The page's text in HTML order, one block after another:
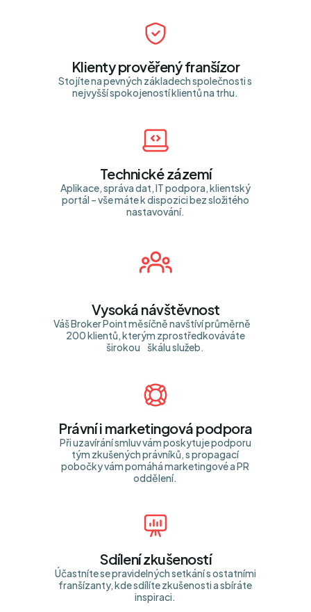
Klienty prověřený franšízor
Stojíte na pevných základech společnosti s
nejvyšší spokojeností klientů na trhu.
Technické zázemí
Aplikace, správa dat, IT podpora, klientský
portál – vše máte k dispozici bez složitého
nastavování.
Vysoká návštěvnost
Váš Broker Point měsíčně navštíví průměrně
200 klientů, kterým zprostředkováváte
širokou škálu služeb.
Právní i marketingová podpora
Při uzavírání smluv vám poskytuje podporu
tým zkušených právníků, s propagací
pobočky vám pomáhá marketingové a PR
oddělení.
Sdílení zkušeností
Účastníte se pravidelných setkání s ostatními
franšízanty, kde sdílíte zkušenosti a sbíráte
inspiraci.